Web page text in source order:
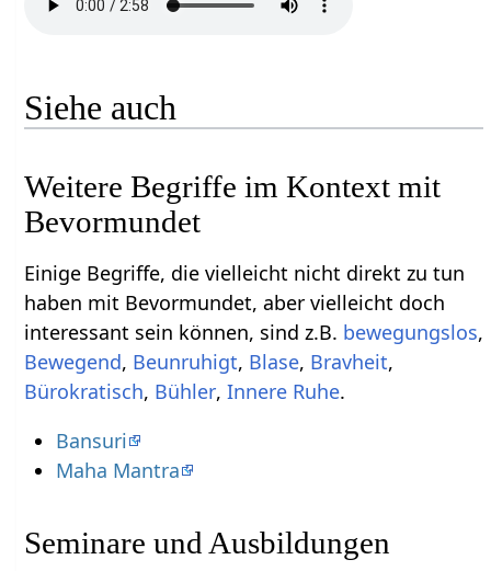
Siehe auch
Weitere Begriffe im Kontext mit
Einige Begriffe, die vielleicht nicht direkt zu tun
haben mit Bevormundet‏‎, aber vielleicht doch
interessant sein können, sind z.B. bewegungslos,
, , ,
,
, ,Innere Ruhe.
Bansuri
Maha Mantra
Seminare und Ausbildungen